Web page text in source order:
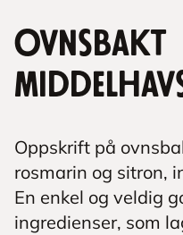
Ovnsbakt
Oppskrift på
rosmarin og sitron,
En enkel og veldig
ingredienser, som